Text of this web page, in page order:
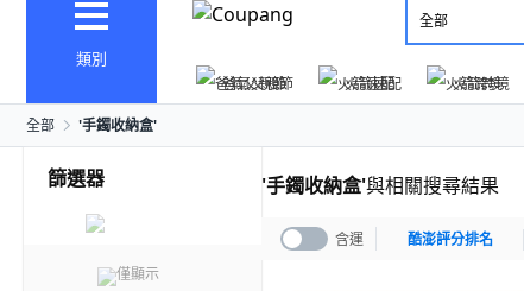
類別
全部
爸氣父親節
火箭速配 火箭跨境
全部 '手鐲收納盒'
篩選器
僅顯示
'手鐲收納盒'與相關搜尋結果
含運 酷澎評分排名